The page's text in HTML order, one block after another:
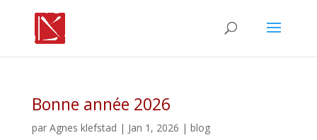
Bonne année 2026
par Agnes klefstad | Jan 1, 2026 | blog